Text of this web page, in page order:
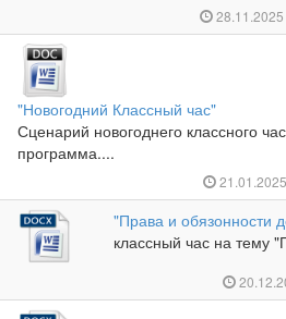
"Новогодний Классный час"
Сценарий новогоднего классного
программа....
"Права и обязонности
классный час на тему